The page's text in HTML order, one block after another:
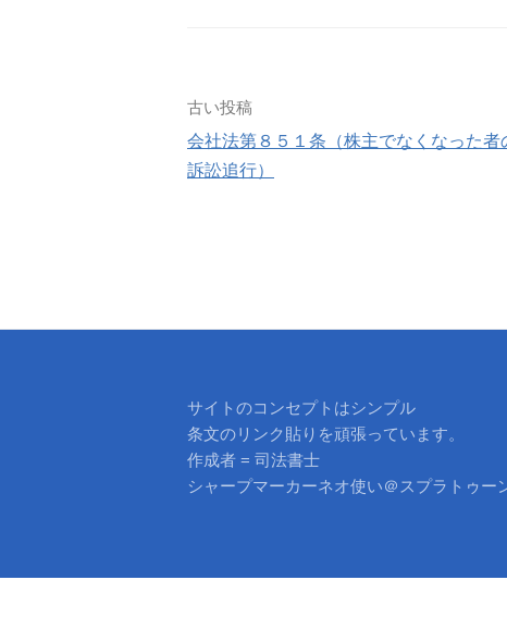
投
稿
シ
ョ
ン
古い投稿
会社法第８５１条（株主でなくなった者
訴訟追行）
サイトのコンセプトはシンプル
条文のリンク貼りを頑張っています。
作成者 = 司法書士
シャープマーカーネオ使い＠スプラトゥー